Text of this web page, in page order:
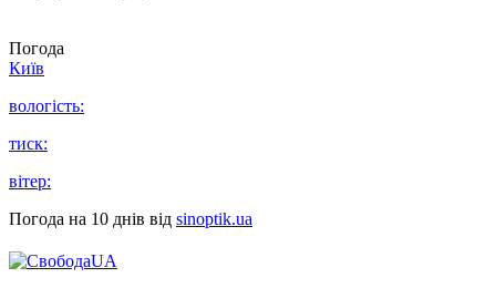
Погода
Київ
вологість:
тиск:
вітер:
Погода на 10 днів від sinoptik.ua